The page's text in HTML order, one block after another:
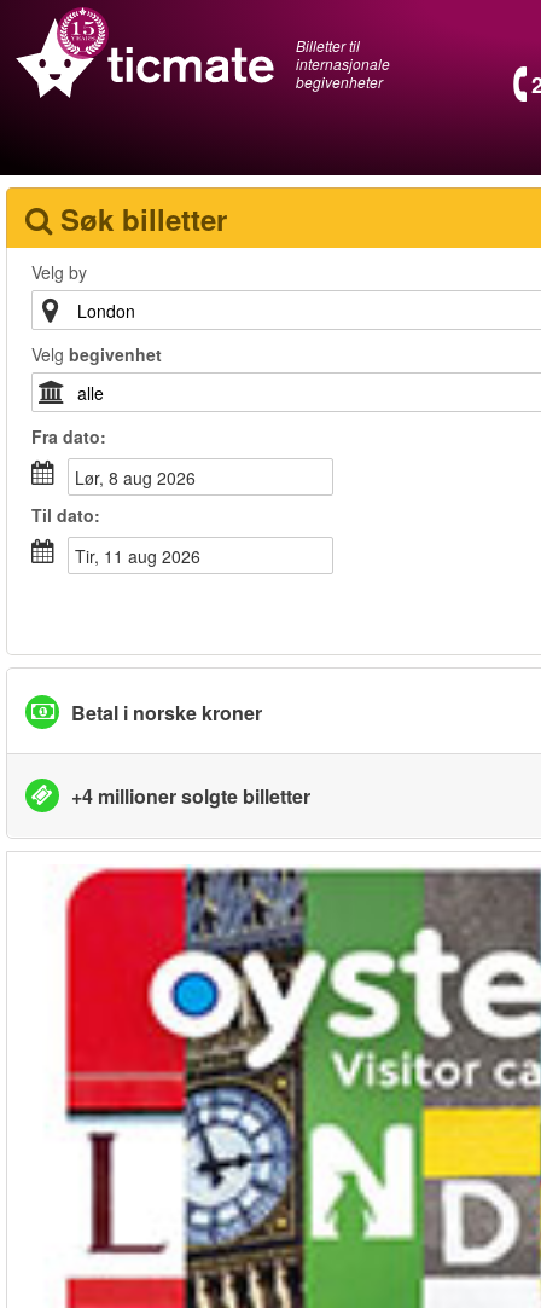
Billetter til
internasjonale
begivenheter
Søk billetter
Velg by
Velg begivenhet
Fra dato:
lør, 8 aug 2026
Til dato:
tir, 11 aug 2026
Betal i norske kroner
+4 millioner solgte billetter